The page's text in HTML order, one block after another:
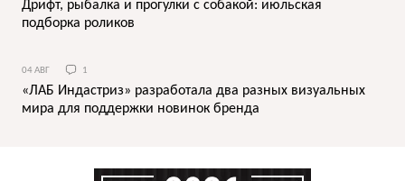
Дрифт, рыбалка и прогулки с собакой: июльская
подборка роликов
04 АВГ 1
«ЛАБ Индастриз» разработала два разных визуальных
мира для поддержки новинок бренда